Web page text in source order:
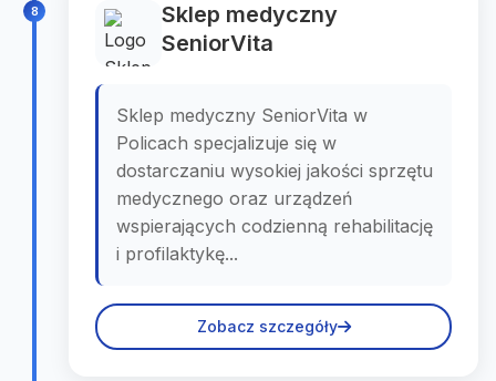
8
Sklep medyczny
SeniorVita
Sklep medyczny SeniorVita w
Policach specjalizuje się w
dostarczaniu wysokiej jakości sprzętu
medycznego oraz urządzeń
wspierających codzienną rehabilitację
i profilaktykę...
Zobacz szczegóły